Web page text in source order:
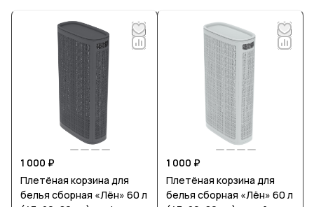
1 000 ₽
Плетёная корзина для
белья сборная «Лён» 60 л
1 000 ₽
Плетёная корзина для
белья сборная «Лён» 60 л